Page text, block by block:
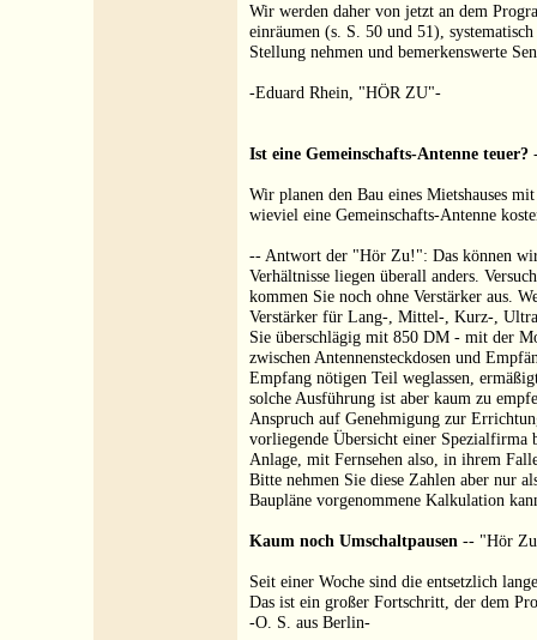
Wir werden daher von jetzt an dem
einräumen (s. S. 50 und 51),
Stellung nehmen und bemerkenswerte
-Eduard Rhein, "HÖR ZU"-
Ist eine Gemeinschafts-Antenne teuer?
Wir planen den Bau eines Mietshauses
wieviel eine Gemeinschafts-Antenne
-- Antwort der "Hör Zu!": Das können
Verhältnisse liegen überall anders.
kommen Sie noch ohne Verstärker aus.
Verstärker für Lang-, Mittel-, Kurz-,
Sie überschlägig mit 850 DM - mit der
zwischen Antennensteckdosen und
Empfang nötigen Teil weglassen,
solche Ausführung ist aber kaum zu
Anspruch auf Genehmigung zur
vorliegende Übersicht einer Spezialfirma
Anlage, mit Fernsehen also, in ihrem
Bitte nehmen Sie diese Zahlen aber nur
Baupläne vorgenommene Kalkulation
Kaum noch Umschaltpausen -- "Hör
Seit einer Woche sind die entsetzlich
Das ist ein großer Fortschritt, der dem
-O. S. aus Berlin-